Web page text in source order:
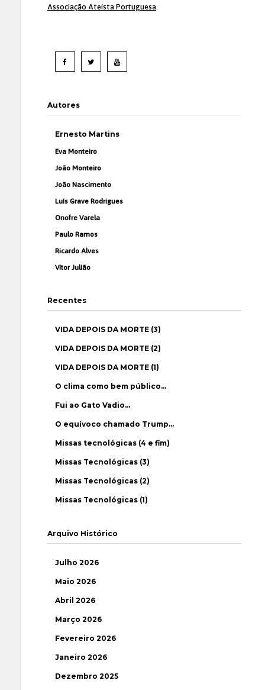
Associação Ateísta Portuguesa.
Autores
Ernesto Martins
Eva Monteiro
João Monteiro
João Nascimento
Luís Grave Rodrigues
Onofre Varela
Paulo Ramos
Ricardo Alves
Vítor Julião
Recentes
VIDA DEPOIS DA MORTE (3)
VIDA DEPOIS DA MORTE (2)
VIDA DEPOIS DA MORTE (1)
O clima como bem público…
Fui ao Gato Vadio…
O equívoco chamado Trump…
Missas tecnológicas (4 e fim)
Missas Tecnológicas (3)
Missas Tecnológicas (2)
Missas Tecnológicas (1)
Arquivo Histórico
Julho 2026
Maio 2026
Abril 2026
Março 2026
Fevereiro 2026
Janeiro 2026
Dezembro 2025